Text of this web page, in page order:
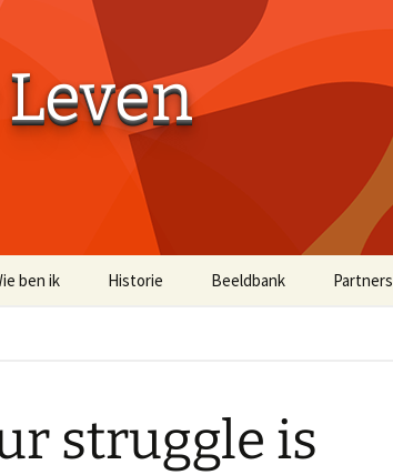
ben ik Historie Beeldbank
Historische Beelden
Partners
struggle is